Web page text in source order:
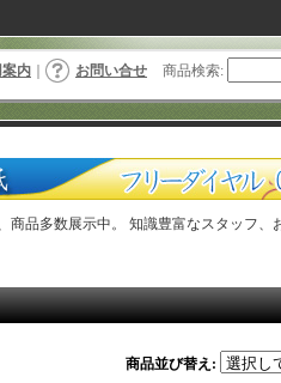
案内 お問い合せ 商品検索:
品多数展示中。 知識豊富なスタッフ、
商品並び替え :